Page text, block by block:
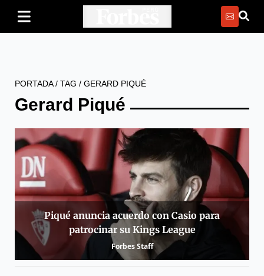
PORTADA/ TAG / GERARD PIQUÉ
Gerard Piqué
Piqué anuncia acuerdo con Casio para
patrocinar su Kings League
Forbes Staff